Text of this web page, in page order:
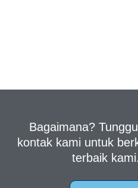
Bagaimana?
kontak kami untuk
terbaik